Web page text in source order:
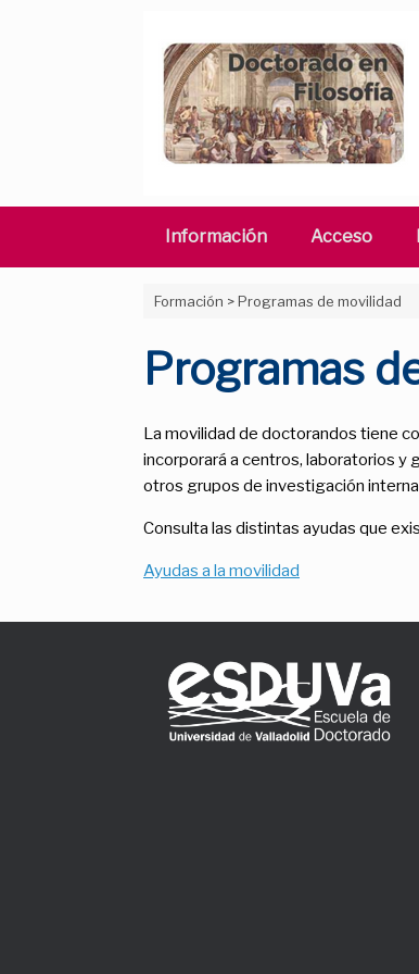
Información Acceso
Formación >Programas de movilidad
Programas
La movilidad de doctorandos tiene
incorporará a centros, laboratorios y
otros grupos de investigación
Consulta las distintas ayudas que
Ayudas a la movilidad